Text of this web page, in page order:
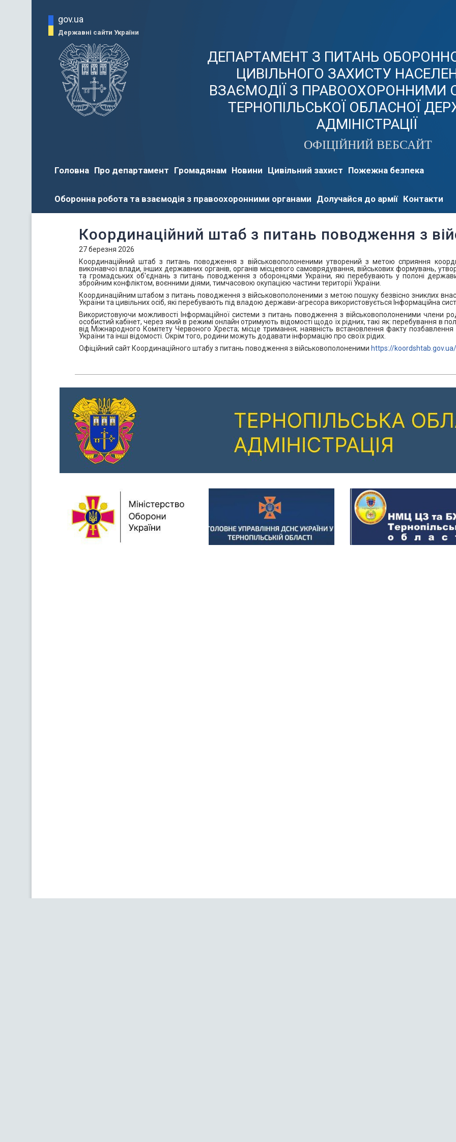
gov.ua
Державні сайти України
ДЕПАРТАМЕНТ З ПИТАНЬ
ЦИВІЛЬНОГО ЗАХИСТУ
ВЗАЄМОДІЇ З ПРАВООХОРОННИМИ
ТЕРНОПІЛЬСЬКОЇ ОБЛАСНОЇ
АДМІНІСТРАЦІЇ
ОФІЦІЙНИЙ ВЕБСАЙТ
Головна Про департамент Громадянам Новини Цивільний захист Пожежна безпека
Оборонна робота та взаємодія з правоохоронними органами Долучайся до армії Контакти
Координаційний штаб з питань поводження з
27 березня 2026
Координаційний штаб з питань поводження з військовополоненими утворений з метою сприяння
виконавчої влади, інших державних органів, органів місцевого самоврядування, військових формувань,
та громадських об'єднань з питань поводження з оборонцями України, які перебувають у полоні
збройним конфліктом, воєнними діями, тимчасовою окупацією частини території України.
Координаційним штабом з питань поводження з військовополоненими з метою пошуку безвісно зниклих
України та цивільних осіб, які перебувають під владою держави-агресора використовується Інформаційна
Використовуючи можливості Інформаційної системи з питань поводження з військовополоненими члени
особистий кабінет, через який в режимі онлайн отримують відомості щодо їх рідних, такі як: перебування в
від Міжнародного Комітету Червоного Хреста; місце тримання; наявність встановлення факту позбавлення
України та інші відомості. Окрім того, родини можуть додавати інформацію про своїх рідих.
Офіційний сайт Координаційного штабу з питань поводження з військовополоненими https://koordshtab.gov.ua/
Previous